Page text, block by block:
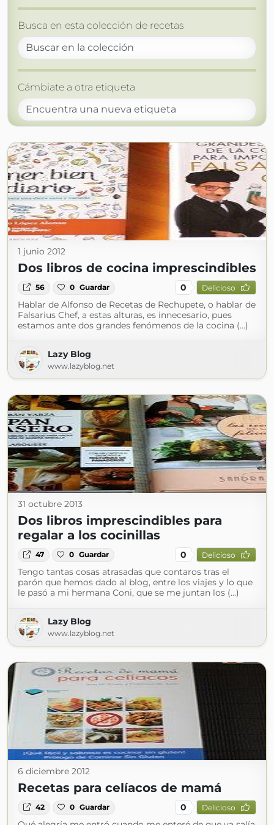
Busca en esta colección de recetas
Cámbiate a otra etiqueta
1 junio 2012
Dos libros de cocina imprescindibles
56 0 Guardar 0 Delicioso
Hablar de Alfonso de Recetas de Rechupete, o hablar de
Falsarius Chef, a estas alturas, es innecesario, pues
estamos ante dos grandes fenómenos de la cocina (...)
Lazy Blog
www.lazyblog.net
31 octubre 2013
Dos libros imprescindibles para
regalar a los cocinillas
47 0 Guardar 0 Delicioso
Tengo tantas cosas atrasadas que contaros tras el
parón que hemos dado al blog, entre los viajes y lo que
le pasó a mi hermana Coni, que se me juntan los (...)
Lazy Blog
www.lazyblog.net
6 diciembre 2012
Recetas para celíacos de mamá
42 0 Guardar 0 Delicioso